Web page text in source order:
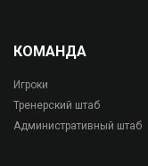
КОМАНДА
Игроки
Тренерский штаб
Административный штаб